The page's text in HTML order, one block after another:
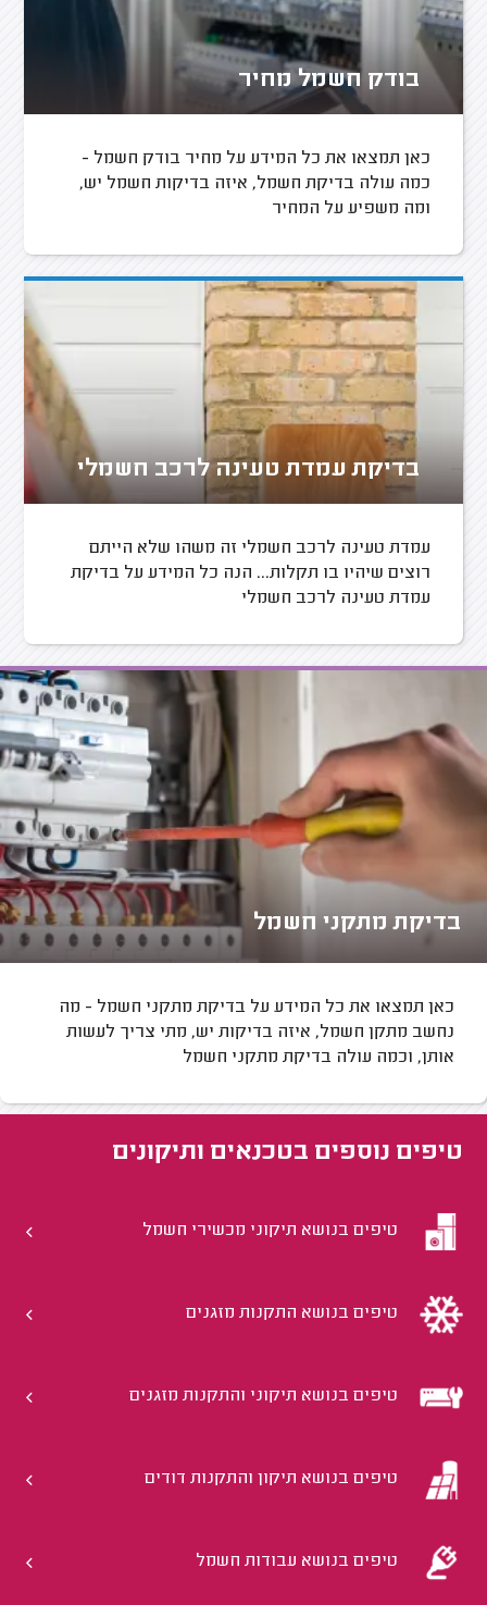
בודק חשמל מחיר
כאן תמצאו את כל המידע על מחיר בודק חשמל -
כמה עולה בדיקת חשמל, איזה בדיקות חשמל יש,
ומה משפיע על המחיר
בדיקת עמדת טעינה לרכב חשמלי
עמדת טעינה לרכב חשמלי זה משהו שלא הייתם
רוצים שיהיו בו תקלות... הנה כל המידע על בדיקת
עמדת טעינה לרכב חשמלי
בדיקת מתקני חשמל
כאן תמצאו את כל המידע על בדיקת מתקני חשמל - מה
נחשב מתקן חשמל, איזה בדיקות יש, מתי צריך לעשות
אותן, וכמה עולה בדיקת מתקני חשמל
טיפים נוספים בטכנאים ותיקונים
טיפים בנושא תיקוני מכשירי חשמל
טיפים בנושא התקנות מזגנים
טיפים בנושא תיקוני והתקנות מזגנים
טיפים בנושא תיקון והתקנות דודים
טיפים בנושא עבודות חשמל